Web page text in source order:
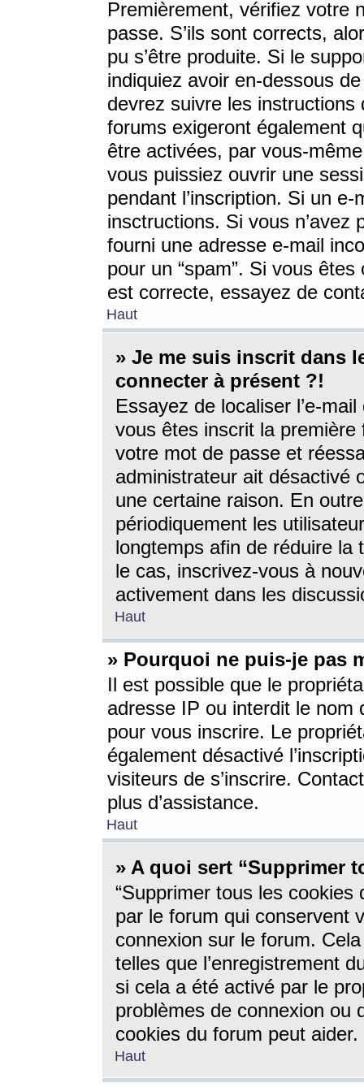
Premièrement, vérifiez votre
passe. S’ils sont corrects,
pu s’être produite. Si le
indiquiez avoir en-dessous
devrez suivre les
forums exigeront également
être activées, par vous-
vous puissiez ouvrir une
pendant l’inscription. Si un
insctructions. Si vous n’avez
fourni une adresse e-mail
pour un “spam”. Si vous
est correcte, essayez de
Haut
» Je me suis inscrit dans
connecter à présent ?!
Essayez de localiser l’e-
vous êtes inscrit la première
votre mot de passe et
administrateur ait désactivé
une certaine raison. En
périodiquement les
longtemps afin de réduire la
le cas, inscrivez-vous à
activement dans les
Haut
» Pourquoi ne puis-je pas
Il est possible que le
adresse IP ou interdit le nom
pour vous inscrire. Le
également désactivé
visiteurs de s’inscrire.
plus d’assistance.
Haut
» A quoi sert “Supprimer
“Supprimer tous les cookies
par le forum qui conservent
connexion sur le forum.
telles que l’enregistrement
si cela a été activé par le
problèmes de connexion ou
cookies du forum peut aider.
Haut